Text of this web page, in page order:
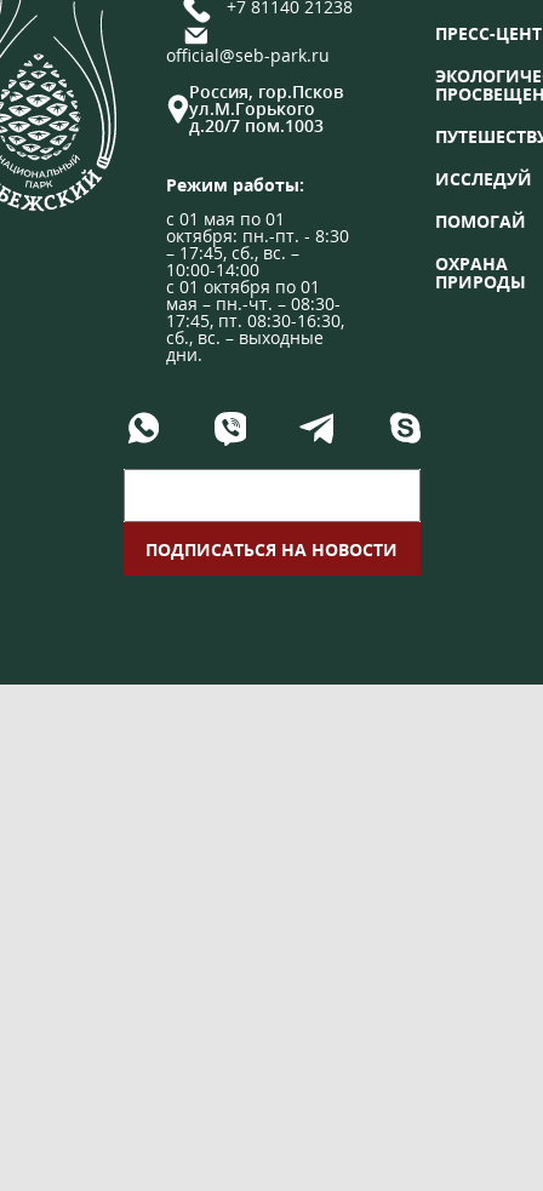
+7 81140 21238
official@seb-park.ru
Россия, гор.Псков
ул.М.Горького
д.20/7 пом.1003
Режим работы:
с 01 мая по 01
октября: пн.-пт. - 8:30
– 17:45, сб., вс. –
10:00-14:00
с 01 октября по 01
мая – пн.-чт. – 08:30-
17:45, пт. 08:30-16:30,
сб., вс. – выходные
дни.
ПРЕСС-
ИССЛЕДУЙ
ПОМОГАЙ
ОХРАНА
ПРИРОДЫ